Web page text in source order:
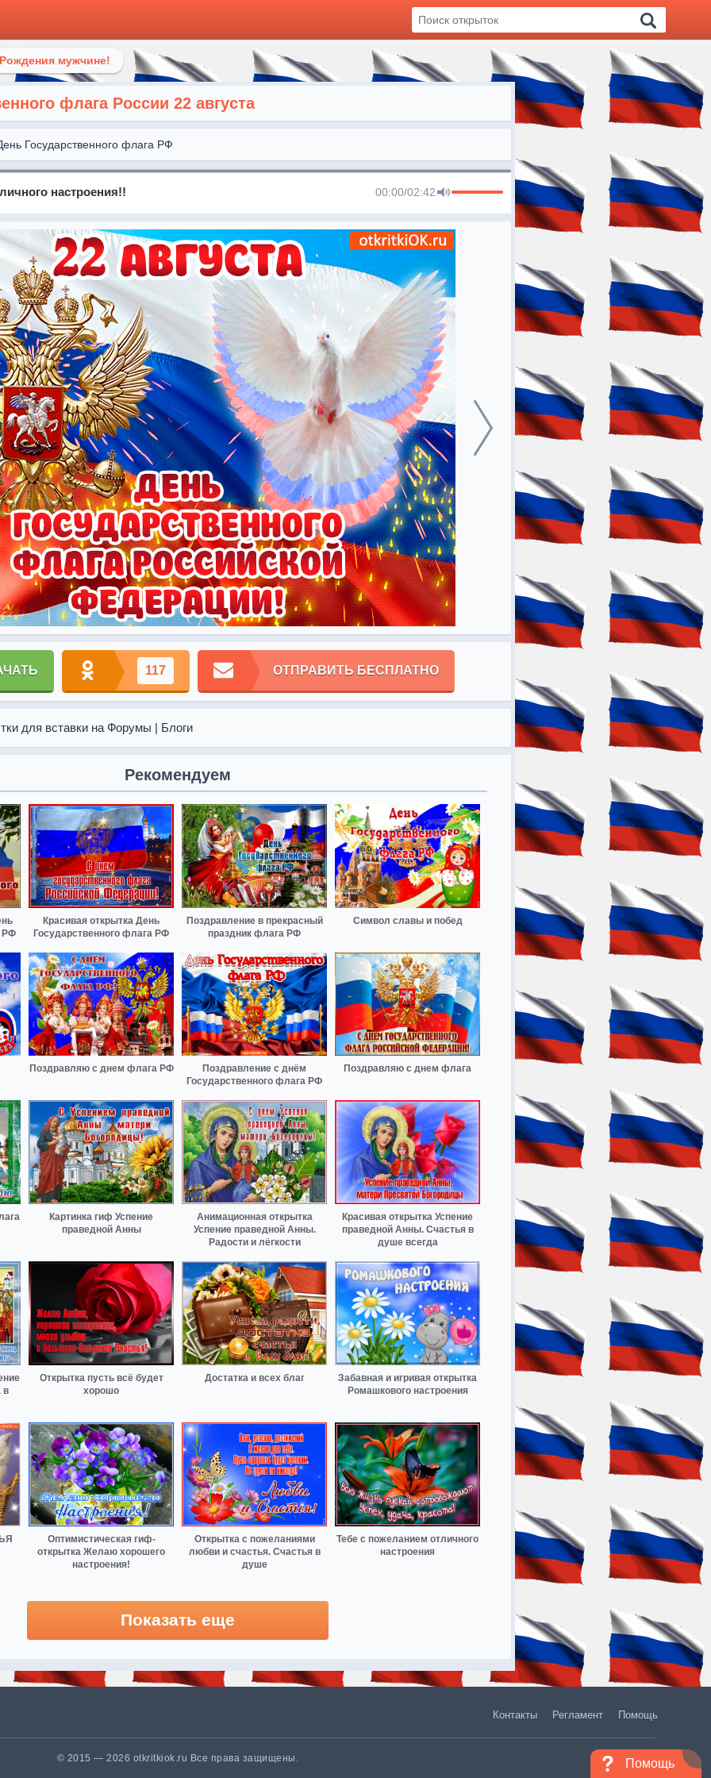
мужчине!
флага России 22 августа
Государственного флага РФ
настроения!! 00:00/02:42
117 ОТПРАВИТЬ БЕСПЛАТНО
для вставки на Форумы | Блоги
Рекомендуем
РФ
Красивая открытка День
Государственного флага РФ
Поздравление в прекрасный
праздник флага РФ
Символ славы и побед
Поздравляю с днем флага РФ
Поздравление с днём
Государственного флага РФ
Поздравляю с днем флага
Картинка гиф Успение
праведной Анны
Анимационная открытка
Успение праведной Анны.
Радости и лёгкости
Красивая открытка Успение
праведной Анны. Счастья в
душе всегда
в
Открытка пусть всё будет
хорошо
Достатка и всех благ
Забавная и игривая открытка
Ромашкового настроения
Оптимистическая гиф-
открытка Желаю хорошего
настроения!
Открытка с пожеланиями
любви и счастья. Счастья в
душе
Тебе с пожеланием отличного
настроения
Показать еще
Помощь
Контакты Регламент Помощь
© 2015 — 2026 otkritkiok.ru Все права защищены.